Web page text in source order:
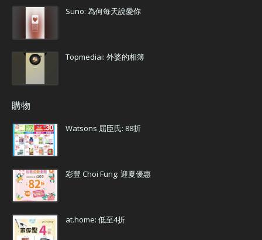
Suno: 為何每天說愛你
Topmediai: 外婆的相簿
購物
Watsons 屈臣氏: 88折
彩豐 Choi Fung: 迎夏優惠
at.home: 低至4折